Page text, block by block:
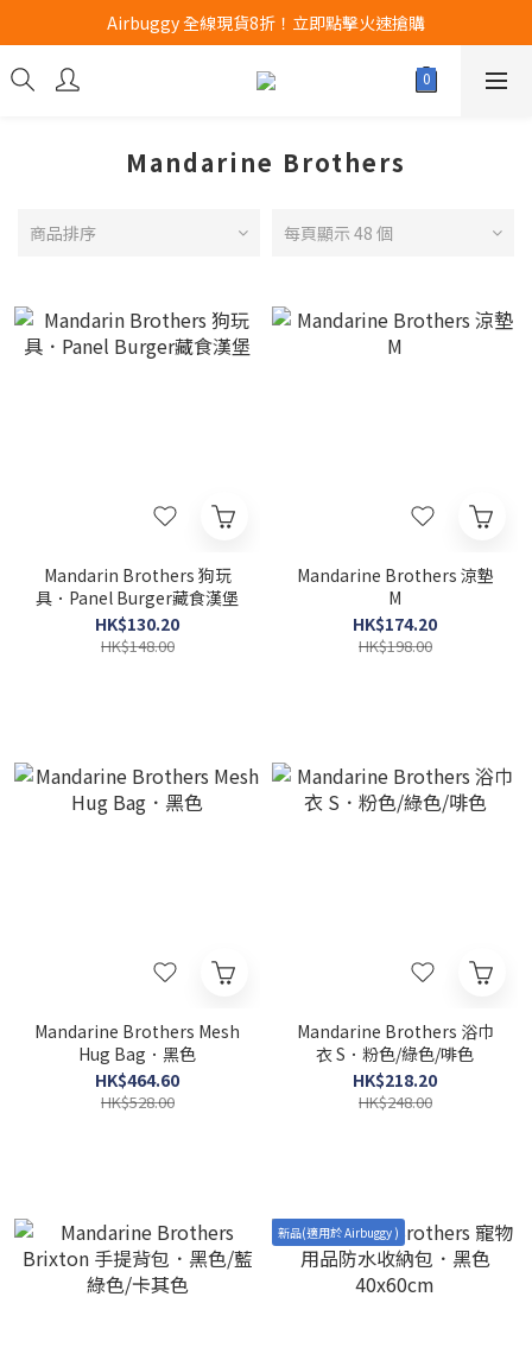
Airbuggy 全線現貨8折！立即點擊火速搶購
Airbuggy 全線現貨8折！立即點擊火速搶購
CURLI瑞士狗帶全款式3折！立即按下搶購
Airbuggy 全線現貨8折！立即點擊火速搶購
Mandarine Brothers
商品排序 每頁顯示 48 個
Mandarin Brothers 狗玩
具．Panel Burger藏食漢堡
HK$130.20
HK$148.00
Mandarine Brothers 涼墊
M
HK$174.20
HK$198.00
Mandarine Brothers Mesh
Hug Bag．黑色
HK$464.60
HK$528.00
Mandarine Brothers 浴巾
衣 S．粉色/綠色/啡色
HK$218.20
HK$248.00
新品(適用於 Airbuggy )